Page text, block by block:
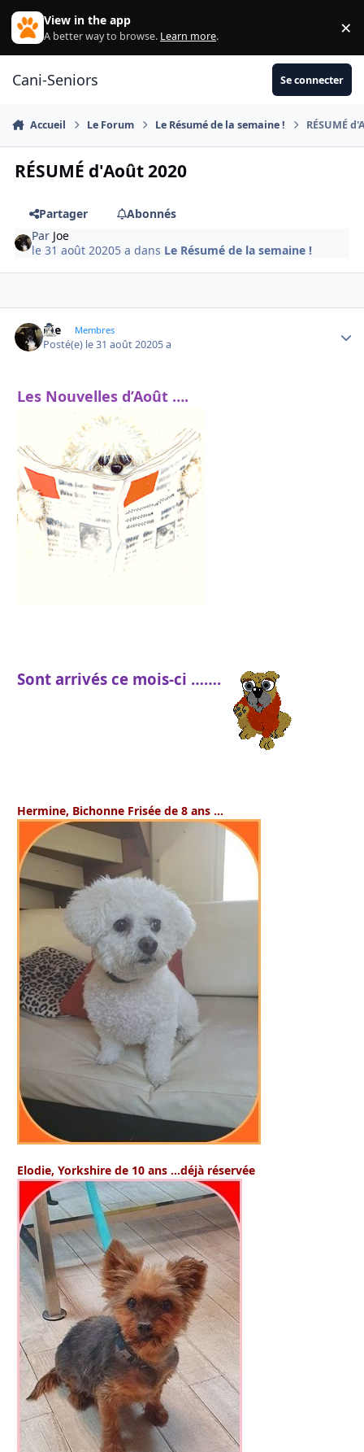
Aller au contenu
View in the app
A better way to browse. Learn more. ×
Cani-Seniors Se connecter
Accueil Le Forum Le Résumé de la semaine ! RÉSUMÉ
RÉSUMÉ d'Août 2020
Partager
Abonnés
Par Joe
le 31 août 20205 a dans Le Résumé de la semaine !
Joe Membres
Posté(e) le 31 août 20205 a
Les Nouvelles d’Août ….
Sont arrivés ce mois-ci …….
Hermine, Bichonne Frisée de 8 ans …
Elodie, Yorkshire de 10 ans …déjà réservée